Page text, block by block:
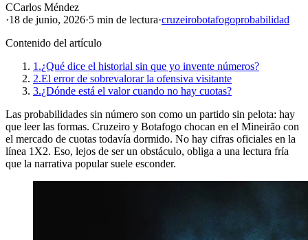
CCarlos Méndez
·18 de junio, 2026·5 min de lectura·cruzeirobotafogoprobabilidad
Contenido del artículo
1.¿Qué dice el historial sin que yo invente números?
2.El error de sobrevalorar la ofensiva visitante
3.¿Dónde está el valor cuando no hay cuotas?
Las probabilidades sin número son como un partido sin pelota: hay
que leer las formas. Cruzeiro y Botafogo chocan en el Mineirão con
el mercado de cuotas todavía dormido. No hay cifras oficiales en la
línea 1X2. Eso, lejos de ser un obstáculo, obliga a una lectura fría
que la narrativa popular suele esconder.